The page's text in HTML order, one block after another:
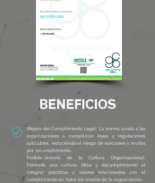
BENEFICIOS
Mejora del Cumplimiento Legal: La norma ayuda a las
organizaciones a cumplircon leyes y regulaciones
aplicables, reduciendo el riesgo de sanciones y multas
por incumplimiento.
Fortalecimiento de la Cultura Organizacional:
Fomenta una cultura ética y decumplimiento al
integrar prácticas y valores relacionados con el
cumplimiento en todos los niveles de la organización.